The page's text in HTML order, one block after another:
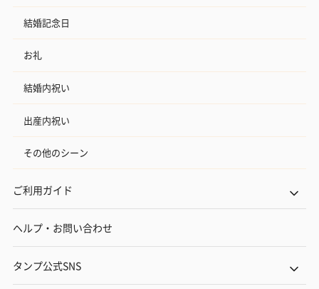
フラワーテディベア
（2,390円）
（1,760円）
ル）（1,760円
紅茶・コーヒー・スイーツ
紅茶・コーヒー・スイーツを同梱してお届けいたします。ギフト
への＋αにおすすめです。
結婚記念日
お礼
結婚内祝い
出産内祝い
その他のシーン
ご利用ガイド
ヘルプ・お問い合わせ
タンプ公式SNS